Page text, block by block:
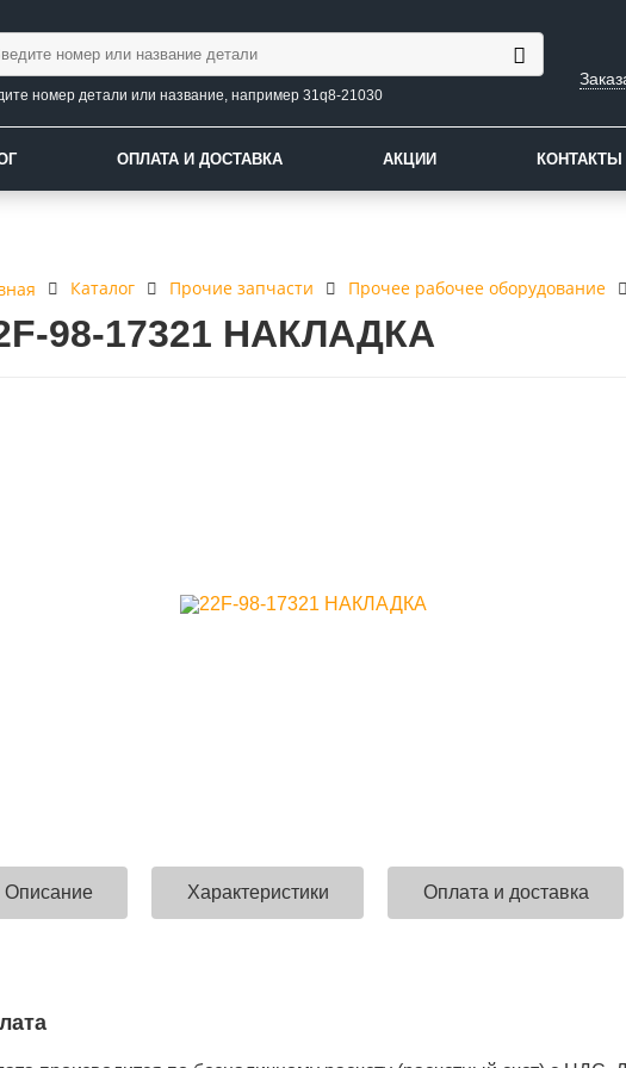
номер детали или название, например 31q8-21030
ОПЛАТА И ДОСТАВКА АКЦИИ КОНТАКТЫ
Каталог Прочие запчасти Прочее рабочее оборудование
98-17321 НАКЛАДКА
Описание Характеристики Оплата и доставка